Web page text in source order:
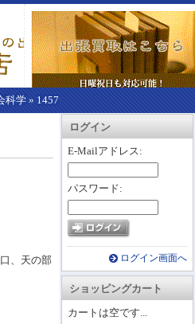
科学 » 1457
カートを見る
ログイン
E-Mailアドレス:
パスワード:
ログイン画面へ
ショッピングカート
カートは空です...
、天の部